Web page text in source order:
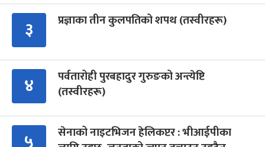
३ प्रज्ञाका तीन कुलपतिको शपथ (तस्वीरहरू)
४
पर्वतारोही पुरबहादुर गुरुङको अन्त्येष्टि
(तस्वीरहरू)
सेनाको नाइटभिजन हेलिकप्टर : भीआईपीका